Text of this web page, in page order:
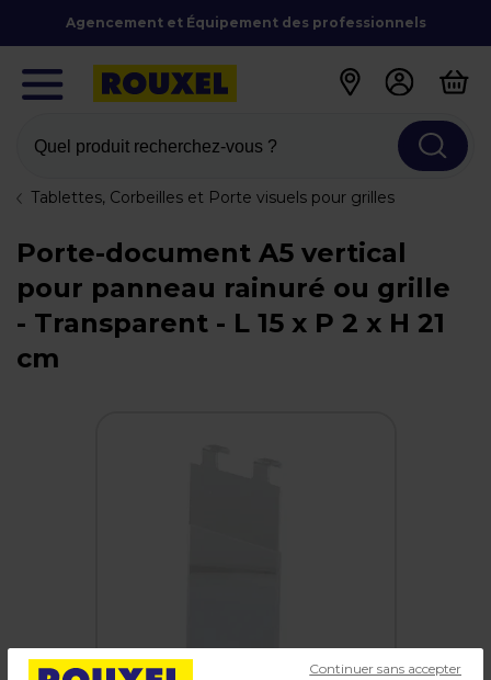
Agencement et Équipement des professionnels
Quel produit recherchez-vous ?
Tablettes, Corbeilles et Porte visuels pour grilles
Porte-document A5 vertical
pour panneau rainuré ou grille
- Transparent - L 15 x P 2 x H 21
cm
Continuer sans accepter